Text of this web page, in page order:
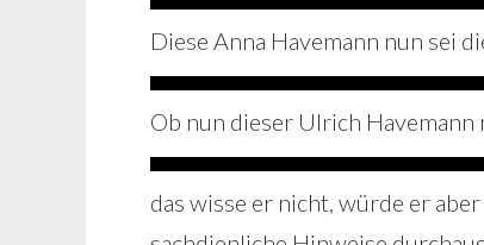
Diese Anna Havemann nun sei
Ob nun dieser Ulrich
das wisse er nicht, würde er